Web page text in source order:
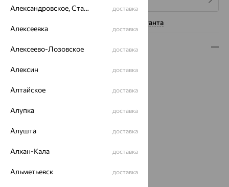
Нужна помощь консультанта
Описание
Вид изделия:
Металл:Золото
Проба:
Вставка:
Бренд: MASTER BRILLIANT
Вес металла:
Александровское, Ставропольский край доставка
Алексеевка доставка
Алексеево-Лозовское доставка
Алексин доставка
Алтайское доставка
Алупка доставка
Алушта доставка
Алхан-Кала доставка
Альметьевск доставка